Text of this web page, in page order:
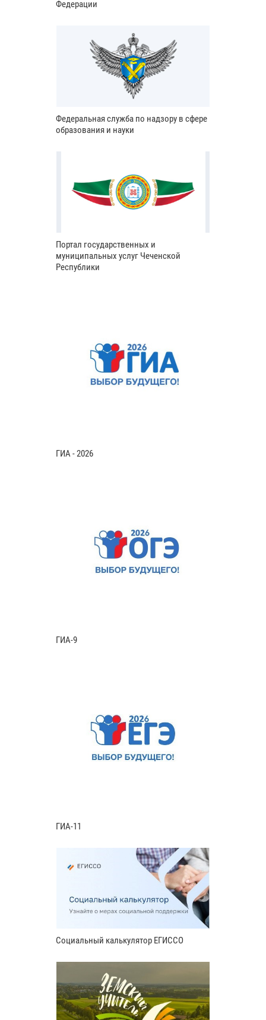
Федерации
Федеральная служба по надзору в сфере
образования и науки
Портал государственных и
муниципальных услуг Чеченской
Республики
ГИА - 2026
ГИА-9
ГИА-11
Социальный калькулятор ЕГИССО